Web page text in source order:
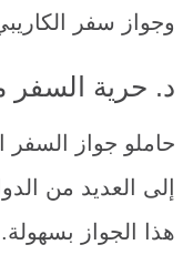
وجواز سفر
د. حرية السفر
حاملو جواز السفر
إلى العديد من
هذا الجواز